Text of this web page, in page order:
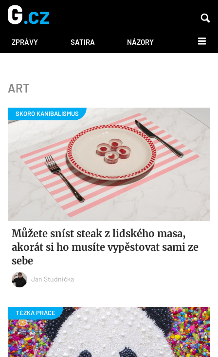
ZPRÁVY SATIRA NÁZORY DALŠÍ
ART
Můžete sníst steak z lidského masa,
akorát si ho musíte vypěstovat sami ze
sebe
Jan Studnička